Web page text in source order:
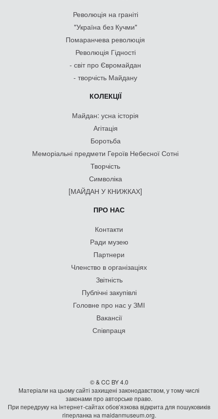
Революція на граніті
"Україна без Кучми"
Помаранчева революція
Революція Гідності
- світ про Євромайдан
- творчість Майдану
КОЛЕКЦІЇ
Майдан: усна історія
Агітація
Боротьба
Меморіальні предмети Героїв Небесної Сотні
Творчість
Символіка
[МАЙДАН У КНИЖКАХ]
ПРО НАС
Контакти
Ради музею
Партнери
Членство в організаціях
Звітність
Публічні закупівлі
Головне про нас у ЗМІ
Вакансії
Співпраця
© & CC BY 4.0
Матеріали на цьому сайті захищені законодавством, у тому числі
законами про авторське право.
При передруку на iнтернет-сайтах обов’язкова відкрита для пошуковиків
гiперланка на maidanmuseum.org.